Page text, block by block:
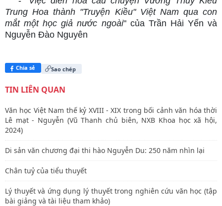
Trung Hoa thành "Truyện Kiều" Việt Nam qua con
mắt một học giả nước ngoài" của Trần Hải Yến và
Nguyễn Đào Nguyên
Chia sẻ Sao chép
TIN LIÊN QUAN
Văn học Việt Nam thế kỷ XVIII - XIX trong bối cảnh văn hóa thời
Lê mạt - Nguyễn (Vũ Thanh chủ biên, NXB Khoa học xã hội,
2024)
Di sản văn chương đại thi hào Nguyễn Du: 250 năm nhìn lại
Chân tuỷ của tiểu thuyết
Lý thuyết và ứng dụng lý thuyết trong nghiên cứu văn học (tập
bài giảng và tài liệu tham khảo)